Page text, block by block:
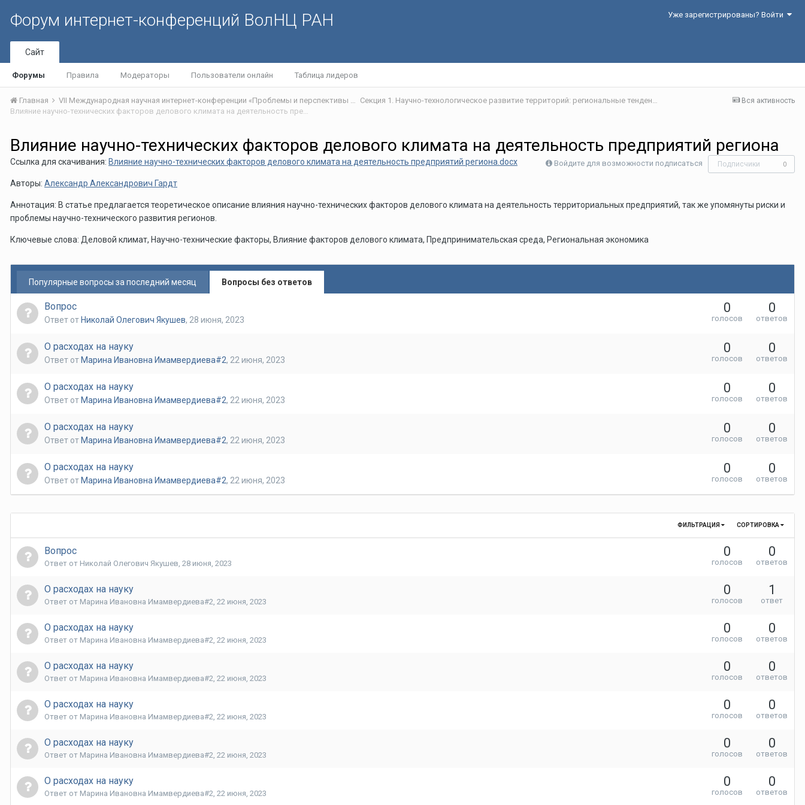
Форум интернет-конференций ВолНЦ РАН Уже зарегистрированы? Войти
Сайт
Форумы Правила Модераторы Пользователи онлайн Таблица лидеров
Вся активность
Главная VII Международная научная интернет-конференции «Проблемы и перспективы развития научно-технологического пространства»
Секция 1. Научно-технологическое развитие территорий: региональные тенденции и практики
Влияние научно-технических факторов делового климата на деятельность предприятий региона
Влияние научно-технических факторов делового климата на деятельность предприятий региона
Войдите для возможности подписаться Подписчики 0
Ссылка для скачивания: Влияние научно-технических факторов делового климата на деятельность предприятий региона.docx
Авторы: Александр Александрович Гардт
Аннотация: В статье предлагается теоретическое описание влияния научно-технических факторов делового климата на деятельность территориальных предприятий, так же упомянуты риски и
проблемы научно-технического развития регионов.
Ключевые слова: Деловой климат, Научно-технические факторы, Влияние факторов делового климата, Предпринимательская среда, Региональная экономика
Популярные вопросы за последний месяц Вопросы без ответов
Вопрос
Ответ от Николай Олегович Якушев, 28 июня, 2023
0
голосов
0
ответов
О расходах на науку
Ответ от Марина Ивановна Имамвердиева#2, 22 июня, 2023
0
голосов
0
ответов
О расходах на науку
Ответ от Марина Ивановна Имамвердиева#2, 22 июня, 2023
0
голосов
0
ответов
О расходах на науку
Ответ от Марина Ивановна Имамвердиева#2, 22 июня, 2023
0
голосов
0
ответов
О расходах на науку
Ответ от Марина Ивановна Имамвердиева#2, 22 июня, 2023
0
голосов
0
ответов
СОРТИРОВКА
ФИЛЬТРАЦИЯ
Вопрос
Ответ от Николай Олегович Якушев, 28 июня, 2023
0
голосов
0
ответов
О расходах на науку
Ответ от Марина Ивановна Имамвердиева#2, 22 июня, 2023
0
голосов
1
ответ
О расходах на науку
Ответ от Марина Ивановна Имамвердиева#2, 22 июня, 2023
0
голосов
0
ответов
О расходах на науку
Ответ от Марина Ивановна Имамвердиева#2, 22 июня, 2023
0
голосов
0
ответов
О расходах на науку
Ответ от Марина Ивановна Имамвердиева#2, 22 июня, 2023
0
голосов
0
ответов
О расходах на науку
Ответ от Марина Ивановна Имамвердиева#2, 22 июня, 2023
0
голосов
0
ответов
О расходах на науку
Ответ от Марина Ивановна Имамвердиева#2, 22 июня, 2023
0
голосов
0
ответов